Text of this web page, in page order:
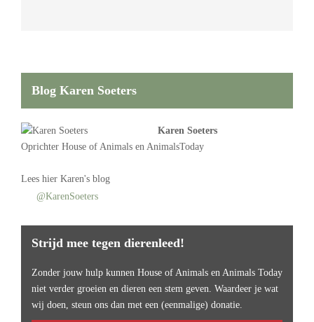
Blog Karen Soeters
Karen Soeters
Oprichter House of Animals en AnimalsToday
Lees hier Karen's blog
@KarenSoeters
Strijd mee tegen dierenleed!
Zonder jouw hulp kunnen House of Animals en Animals Today
niet verder groeien en dieren een stem geven. Waardeer je wat
wij doen, steun ons dan met een (eenmalige) donatie.